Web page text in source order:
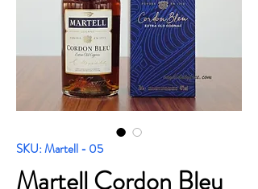
SKU: Martell - 05
Martell Cordon Bleu